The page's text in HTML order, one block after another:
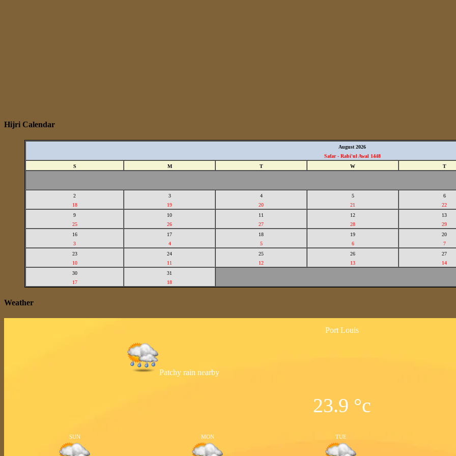
Hijri Calendar
August 2026
Safar - Rabi'ul Awal 1448
S
M T W T
2
18
3
19
4
20
5
21
6
22
9
25
10
26
11
27
12
28
13
29
16
3
17
4
18
5
19
6
20
7
23
10
24
11
25
12
26
13
27
14
30
17
31
18
Weather
Port Louis
Patchy rain nearby
23.9 °c
SUN MON TUE